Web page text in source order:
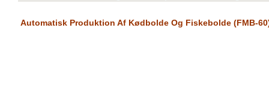
Automatisk Produktion Af Kødbolde Og Fiskebolde (FMB-